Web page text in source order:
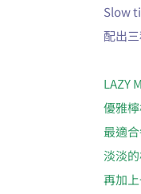
Slow
配出
LAZY
優雅
最適
淡淡
再加